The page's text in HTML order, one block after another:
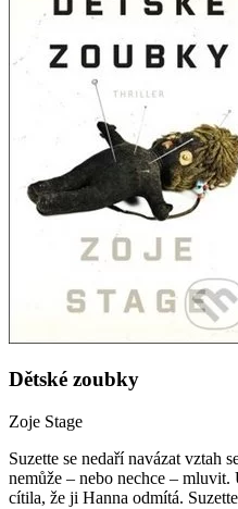
Dětské zoubky
Zoje Stage
Suzette se nedaří navázat vztah
nemůže – nebo nechce –
cítila, že ji Hanna odmítá.